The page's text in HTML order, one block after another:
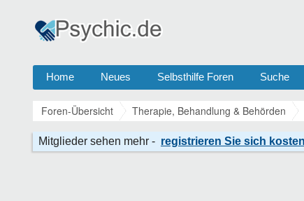
Home Neues Selbsthilfe Foren Suche
Foren-Übersicht Therapie, Behandlung & Behörden